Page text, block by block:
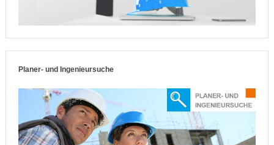
Planer- und Ingenieursuche